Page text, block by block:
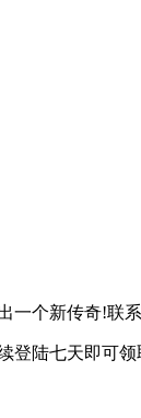
一个新传奇!联系
陆七天即可领